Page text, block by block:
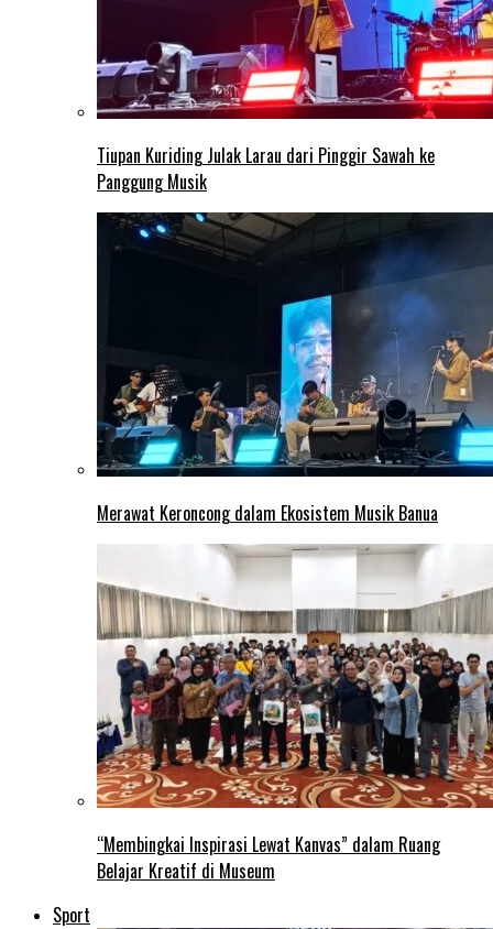
Tiupan Kuriding Julak Larau dari Pinggir Sawah ke
Panggung Musik
Merawat Keroncong dalam Ekosistem Musik Banua
“Membingkai Inspirasi Lewat Kanvas” dalam Ruang
Belajar Kreatif di Museum
Sport